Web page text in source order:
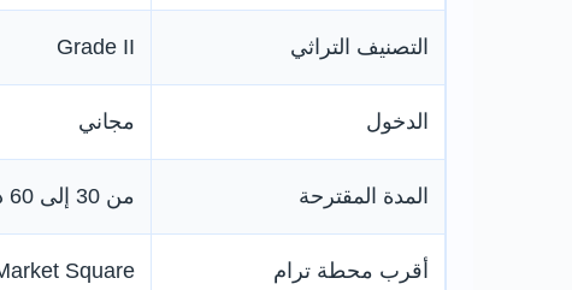
التصنيف التراثي Grade II
الدخول مجاني
المدة المقترحة من 30 إلى 60 دقيقة
أقرب محطة ترام Square